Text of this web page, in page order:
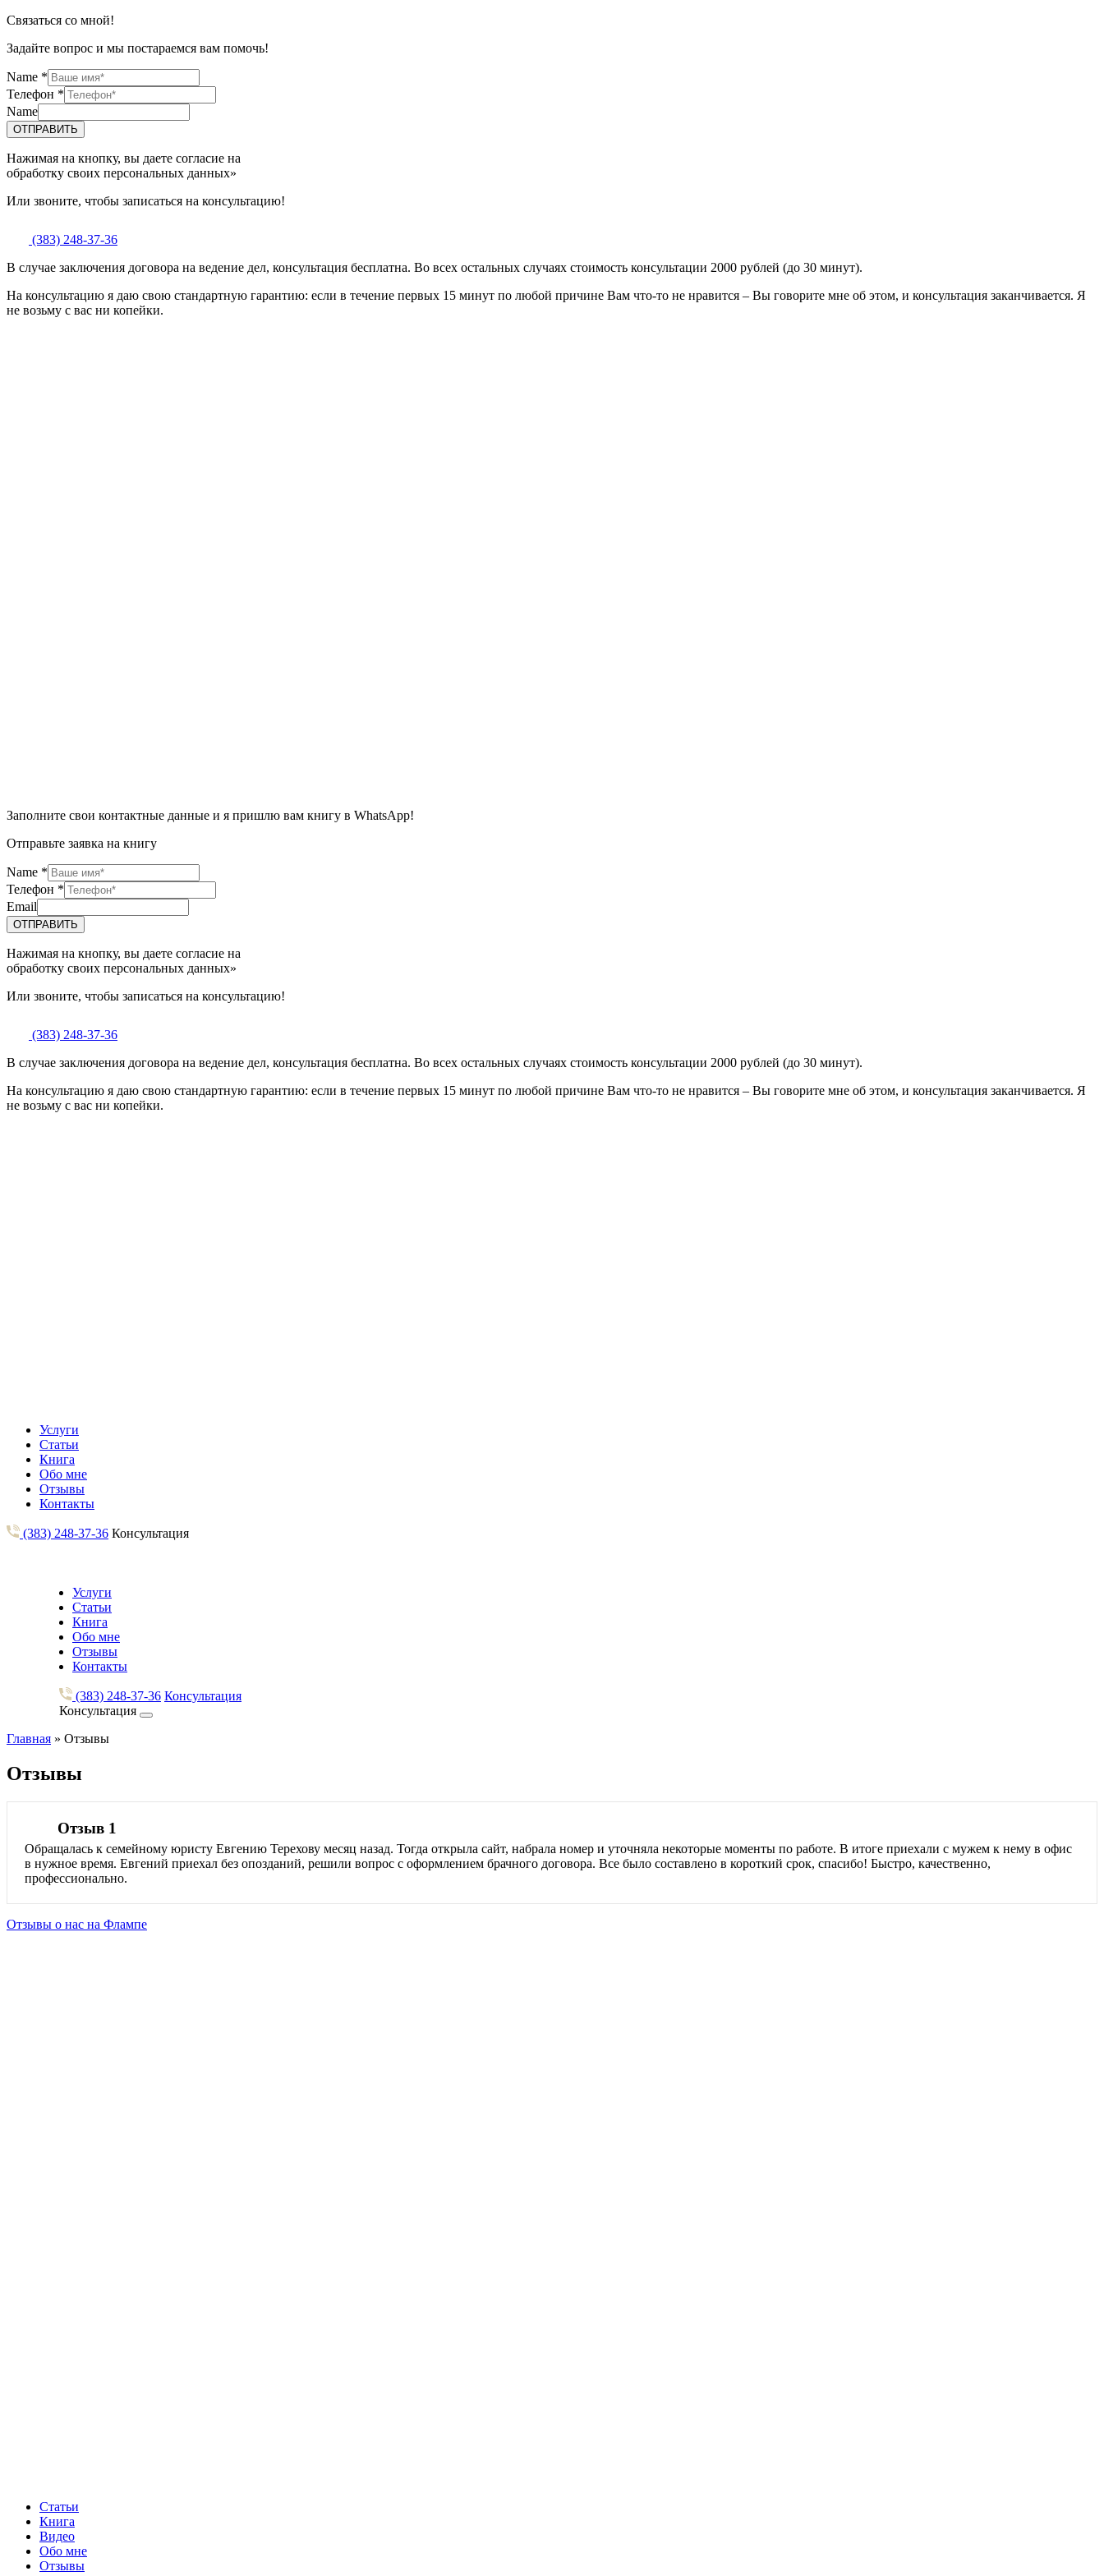
Связаться со мной!
Задайте вопрос и мы постараемся вам помочь!
Name *
Телефон *
Name
ОТПРАВИТЬ
Нажимая на кнопку, вы даете согласие на
обработку своих персональных данных»
Или звоните, чтобы записаться на консультацию!
(383) 248-37-36
В случае заключения договора на ведение дел, консультация бесплатна. Во всех остальных случаях стоимость консультации 2000 рублей (до 30 минут).
На консультацию я даю свою стандартную гарантию: если в течение первых 15 минут по любой причине Вам что-то не нравится – Вы говорите мне об этом, и консультация заканчивается. Я
не возьму с вас ни копейки.
Заполните свои контактные данные и я пришлю вам книгу в WhatsApp!
Отправьте заявка на книгу
Name *
Телефон *
Email
ОТПРАВИТЬ
Нажимая на кнопку, вы даете согласие на
обработку своих персональных данных»
Или звоните, чтобы записаться на консультацию!
(383) 248-37-36
В случае заключения договора на ведение дел, консультация бесплатна. Во всех остальных случаях стоимость консультации 2000 рублей (до 30 минут).
На консультацию я даю свою стандартную гарантию: если в течение первых 15 минут по любой причине Вам что-то не нравится – Вы говорите мне об этом, и консультация заканчивается. Я
не возьму с вас ни копейки.
Услуги
Статьи
Книга
Обо мне
Отзывы
Контакты
(383) 248-37-36 Консультация
Услуги
Статьи
Книга
Обо мне
Отзывы
Контакты
(383) 248-37-36 Консультация
Консультация
Главная » Отзывы
Отзывы
Отзыв 1
Обращалась к семейному юристу Евгению Терехову месяц назад. Тогда открыла сайт, набрала номер и уточняла некоторые моменты по работе. В итоге приехали с мужем к нему в офис
в нужное время. Евгений приехал без опозданий, решили вопрос с оформлением брачного договора. Все было составлено в короткий срок, спасибо! Быстро, качественно,
профессионально.
Отзывы о нас на Флампе
Статьи
Книга
Видео
Обо мне
Отзывы